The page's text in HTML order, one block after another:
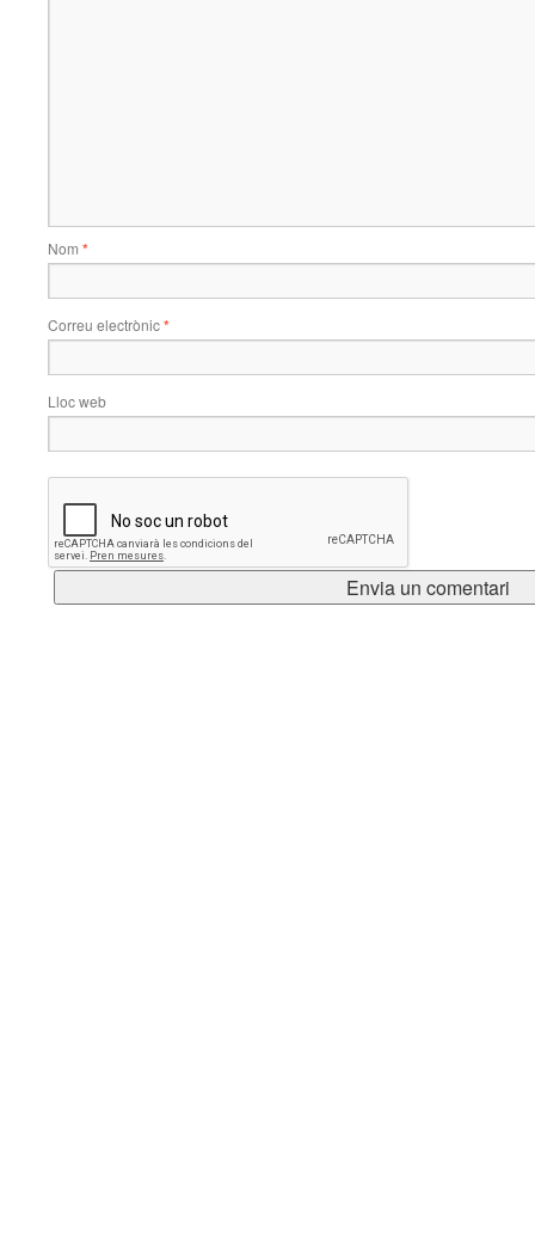
Nom *
Correu electrònic*
Lloc web